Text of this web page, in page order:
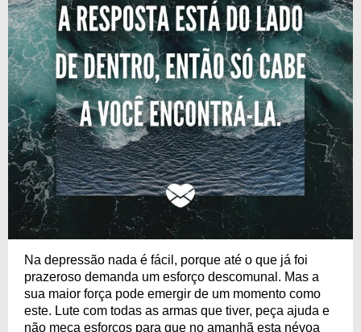
Na depressão nada é fácil, porque até o que já foi
prazeroso demanda um esforço descomunal. Mas a
sua maior força pode emergir de um momento como
este. Lute com todas as armas que tiver, peça ajuda e
não meça esforços para que no amanhã esta névoa